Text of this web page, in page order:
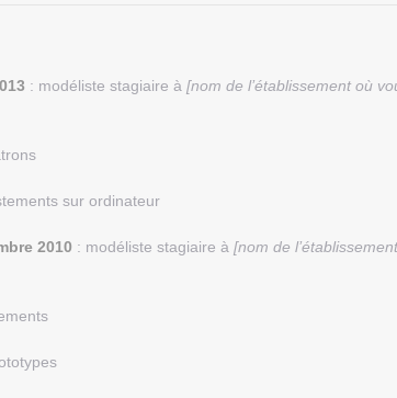
: modéliste stagiaire à [nom de l’établissement où
sur ordinateur
2010 : modéliste stagiaire à [nom de